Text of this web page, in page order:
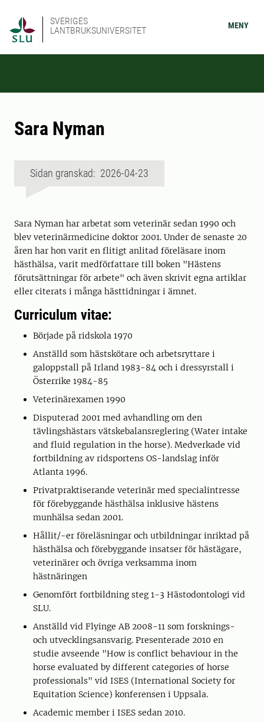
SVERIGES
LANTBRUKSUNIVERSITET
MENY
Sara Nyman
Sidan granskad: 2026-04-23
Sara Nyman har arbetat som veterinär sedan 1990 och
blev veterinärmedicine doktor 2001. Under de senaste 20
åren har hon varit en flitigt anlitad föreläsare inom
hästhälsa, varit medförfattare till boken "Hästens
förutsättningar för arbete" och även skrivit egna artiklar
eller citerats i många hästtidningar i ämnet.
Curriculum vitae:
Började på ridskola 1970
Anställd som hästskötare och arbetsryttare i
galoppstall på Irland 1983-84 och i dressyrstall i
Österrike 1984-85
Veterinärexamen 1990
Disputerad 2001 med avhandling om den
tävlingshästars vätskebalansreglering (Water intake
and fluid regulation in the horse). Medverkade vid
fortbildning av ridsportens OS-landslag inför
Atlanta 1996.
Privatpraktiserande veterinär med specialintresse
för förebyggande hästhälsa inklusive hästens
munhälsa sedan 2001.
Hållit/-er föreläsningar och utbildningar inriktad på
hästhälsa och förebyggande insatser för hästägare,
veterinärer och övriga verksamma inom
hästnäringen
Genomfört fortbildning steg 1-3 Hästodontologi vid
SLU.
Anställd vid Flyinge AB 2008-11 som forsknings-
och utvecklingsansvarig. Presenterade 2010 en
studie avseende "How is conflict behaviour in the
horse evaluated by different categories of horse
professionals" vid ISES (International Society for
Equitation Science) konferensen i Uppsala.
Academic member i ISES sedan 2010.